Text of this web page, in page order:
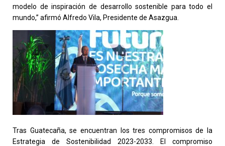
modelo de inspiración de desarrollo sostenible para todo el
mundo,” afirmó Alfredo Vila, Presidente de Asazgua.
Tras Guatecaña, se encuentran los tres compromisos de la
Estrategia de Sostenibilidad 2023-2033. El compromiso